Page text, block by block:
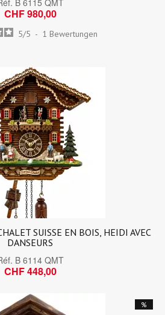
B 6115 QMT
CHF 980,00
5/5 - 1 Bewertungen
SUISSE EN BOIS, HEIDI AVEC
DANSEURS
B 6114 QMT
CHF 448,00
%